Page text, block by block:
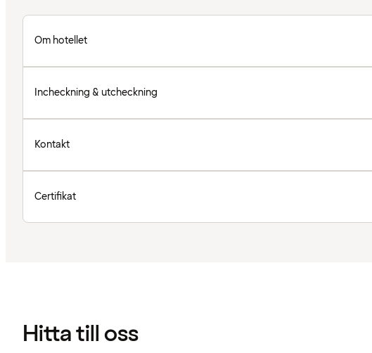
Om hotellet
Incheckning & utcheckning
Kontakt
Certifikat
Hitta till oss